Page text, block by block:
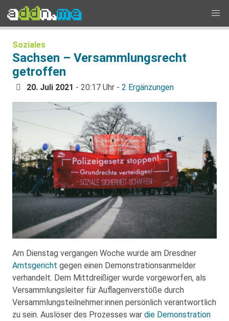
Soziales
Sachsen – Versammlungsrecht
getroffen
20. Juli 2021 - 20:17 Uhr - 2 Ergänzungen
Am Dienstag vergangen Woche wurde am Dresdner
Amtsgericht gegen einen Demonstrationsanmelder
verhandelt. Dem Mittdreißiger wurde vorgeworfen, als
Versammlungsleiter für Auflagenverstöße durch
Versammlungsteilnehmer:innen persönlich verantwortlich
zu sein. Auslöser des Prozesses war die Demonstration